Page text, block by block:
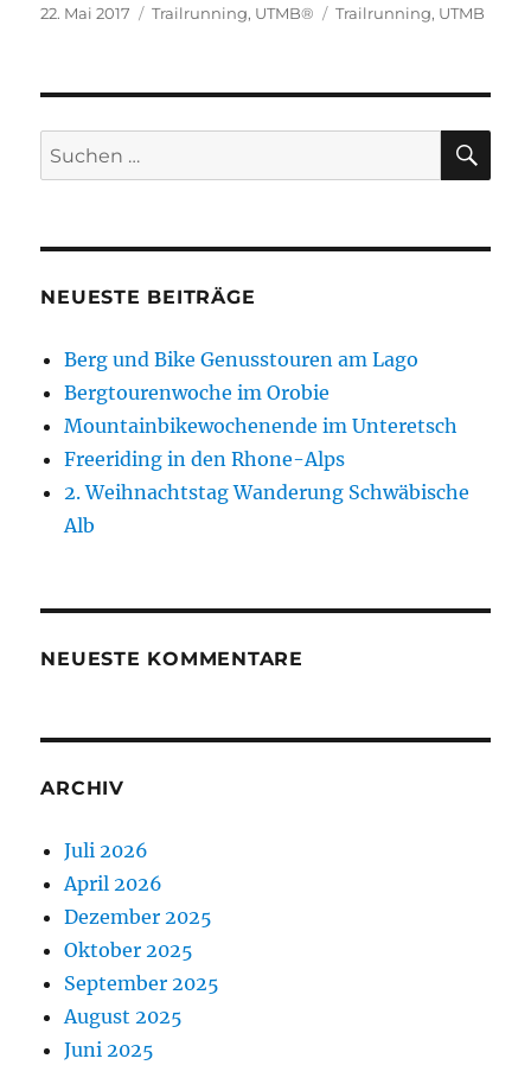
Veröffentlicht
22. Mai 2017 Kategorien
Trailrunning, UTMB® Schlagwörter
Trailrunning, UTMB
Suchen
nach:
NEUESTE BEITRÄGE
Berg und Bike Genusstouren am Lago
Bergtourenwoche im Orobie
Mountainbikewochenende im Unteretsch
Freeriding in den Rhone-Alps
2. Weihnachtstag Wanderung Schwäbische
Alb
NEUESTE KOMMENTARE
ARCHIV
Juli 2026
April 2026
Dezember 2025
Oktober 2025
September 2025
August 2025
Juni 2025